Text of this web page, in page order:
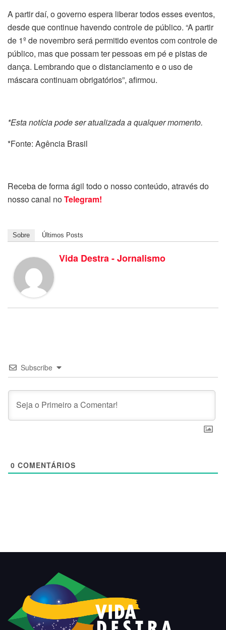
A partir daí, o governo espera liberar todos esses eventos,
desde que continue havendo controle de público. “A partir
de 1º de novembro será permitido eventos com controle de
público, mas que possam ter pessoas em pé e pistas de
dança. Lembrando que o distanciamento e o uso de
máscara continuam obrigatórios”, afirmou.
*Esta notícia pode ser atualizada a qualquer momento.
*Fonte: Agência Brasil
Receba de forma ágil todo o nosso conteúdo, através do
nosso canal noTelegram!
Sobre Últimos Posts
Vida Destra - Jornalismo
Subscribe
0 COMENTÁRIOS